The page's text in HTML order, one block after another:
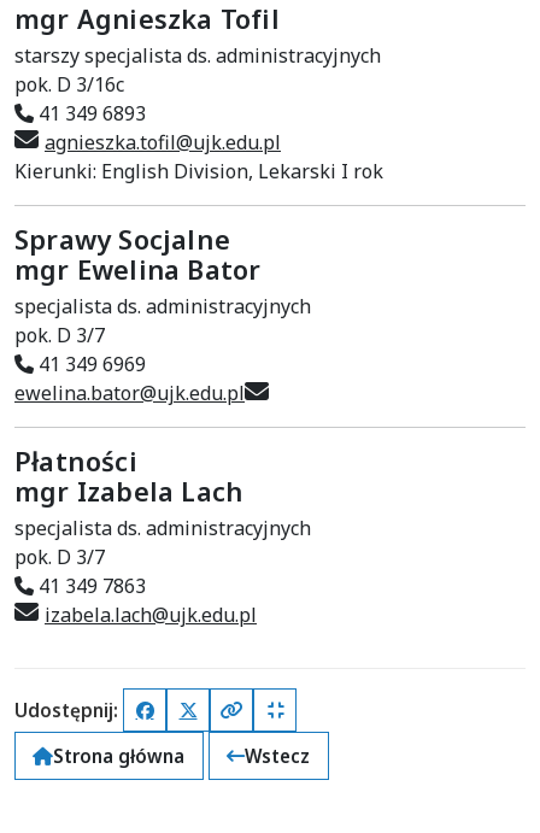
mgr Agnieszka Tofil
starszy specjalista ds. administracyjnych
pok. D 3/16c
41 349 6893
agnieszka.tofil@ujk.edu.pl
Kierunki: English Division, Lekarski I rok
Sprawy Socjalne
mgr Ewelina Bator
specjalista ds. administracyjnych
pok. D 3/7
41 349 6969
ewelina.bator@ujk.edu.pl
Płatności
mgr Izabela Lach
specjalista ds. administracyjnych
pok. D 3/7
41 349 7863
izabela.lach@ujk.edu.pl
Udostępnij: FacebookX (Twitter)
Kopiuj pełny link
Kopiuj krótki link
Strona główna
Wstecz